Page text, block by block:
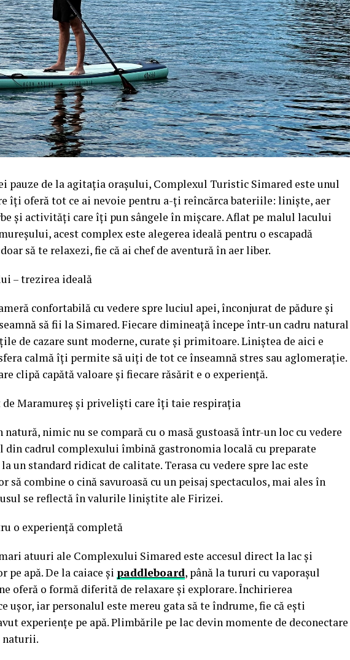
pauze de la agitația orașului, Complexul Turistic Simared este unul
îți oferă tot ce ai nevoie pentru a-ți reîncărca bateriile: liniște, aer
și activități care îți pun sângele în mișcare. Aflat pe malul lacului
acest complex este alegerea ideală pentru o escapadă
să te relaxezi, fie că ai chef de aventură în aer liber.
– trezirea ideală
confortabilă cu vedere spre luciul apei, înconjurat de pădure și
să fii la Simared. Fiecare dimineață începe într-un cadru natural
de cazare sunt moderne, curate și primitoare. Liniștea de aici e
calmă îți permite să uiți de tot ce înseamnă stres sau aglomerație.
clipă capătă valoare și fiecare răsărit e o experiență.
de Maramureș și priveliști care îți taie respirația
nimic nu se compară cu o masă gustoasă într-un loc cu vedere
din cadrul complexului îmbină gastronomia locală cu preparate
un standard ridicat de calitate. Terasa cu vedere spre lac este
să combine o cină savuroasă cu un peisaj spectaculos, mai ales în
se reflectă în valurile liniștite ale Firizei.
o experiență completă
atuuri ale Complexului Simared este accesul direct la lac și
apă. De la caiace și paddleboard, până la tururi cu vaporașul
oferă o formă diferită de relaxare și explorare. Închirierea
ușor, iar personalul este mereu gata să te îndrume, fie că ești
experiențe pe apă. Plimbările pe lac devin momente de deconectare
naturii.